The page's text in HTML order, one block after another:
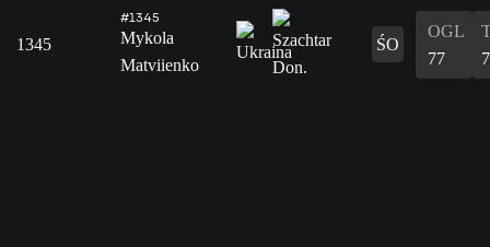
1345
#1345
Mykola
Matviienko
ŚO
OGL
77